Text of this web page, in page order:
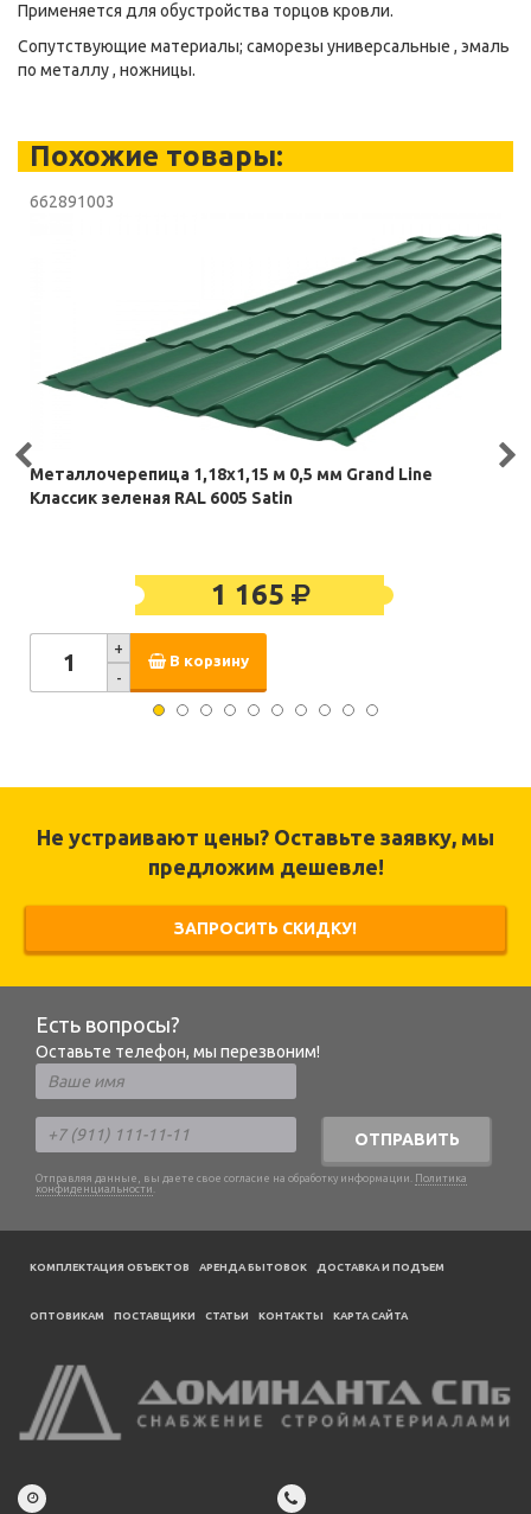
Применяется для обустройства торцов кровли.
Сопутствующие материалы; саморезы универсальные , эмаль
по металлу , ножницы.
Похожие товары:
662891003
Металлочерепица 1,18х1,15 м 0,5 мм Grand Line
Классик зеленая RAL 6005 Satin
1 165
+
-
В корзину
Не устраивают цены? Оставьте заявку, мы
предложим дешевле!
ЗАПРОСИТЬ СКИДКУ!
Есть вопросы?
Оставьте телефон, мы перезвоним!
ОТПРАВИТЬ
Отправляя данные, вы даете свое согласие на обработку информации. Политика
конфиденциальности .
КОМПЛЕКТАЦИЯ ОБЪЕКТОВ АРЕНДА БЫТОВОК ДОСТАВКА И ПОДЪЕМ
ОПТОВИКАМ ПОСТАВЩИКИ CТАТЬИ КОНТАКТЫ КАРТА САЙТА